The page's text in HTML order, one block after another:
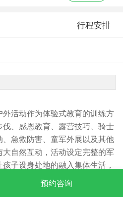
行程安排
活动作为体验式教育的训练方
、感恩教育、露营技巧、骑士
急救防害、童军外展以及其他
自然互动，活动设定完整的军
子设身处地的融入集体生活，
中我们还将植入维和部队培训
心灵成长、励志、以军事管
预约咨询